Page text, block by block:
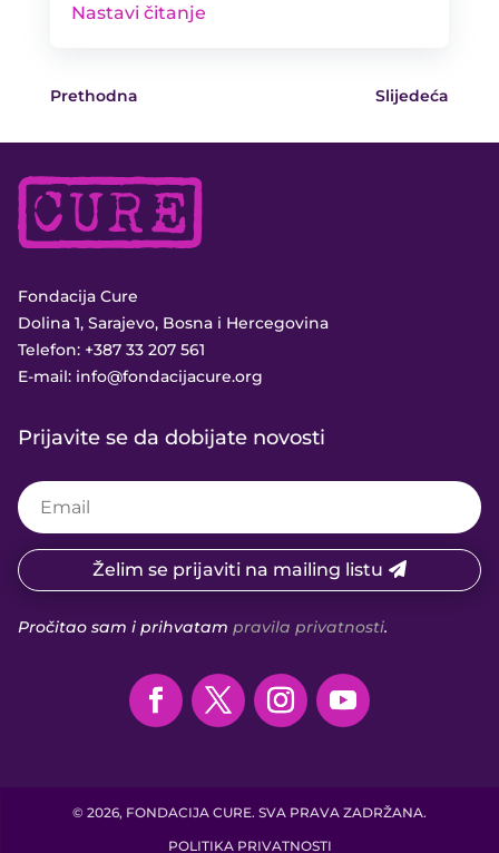
Nastavi čitanje
Prethodna Slijedeća
Fondacija Cure
Dolina 1, Sarajevo, Bosna i Hercegovina
Telefon: +387 33 207 561
E-mail: info@fondacijacure.org
Prijavite se da dobijate novosti
Želim se prijaviti na mailing listu
Pročitao sam i prihvatam pravila privatnosti.
© 2026, FONDACIJA CURE. SVA PRAVA ZADRŽANA.
POLITIKA PRIVATNOSTI